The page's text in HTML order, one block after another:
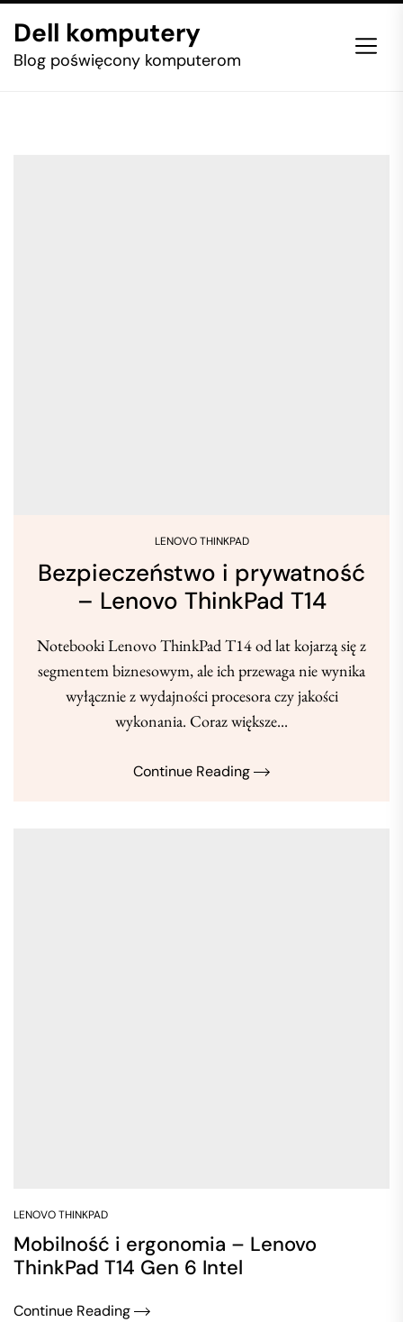
the
Dell komputery
Blog poświęcony komputerom
LENOVO THINKPAD
Bezpieczeństwo i prywatność
– Lenovo ThinkPad T14
Notebooki Lenovo ThinkPad T14 od lat kojarzą się z
segmentem biznesowym, ale ich przewaga nie wynika
wyłącznie z wydajności procesora czy jakości
wykonania. Coraz większe...
Continue Reading
LENOVO THINKPAD
Mobilność i ergonomia – Lenovo
ThinkPad T14 Gen 6 Intel
Continue Reading